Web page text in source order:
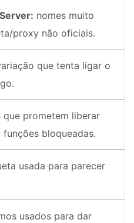
nomes muito
proxy não oficiais.
que tenta ligar o
que prometem liberar
bloqueadas.
usada para parecer
usados para dar